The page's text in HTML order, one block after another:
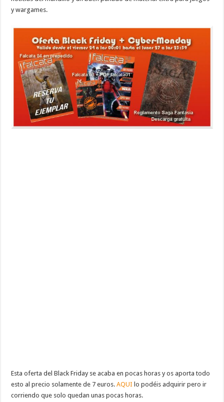
y wargames.
Esta oferta del Black Friday se acaba en pocas horas y os aporta todo
esto al precio solamente de 7 euros.AQUI lo podéis adquirir pero ir
corriendo que solo quedan unas pocas horas.